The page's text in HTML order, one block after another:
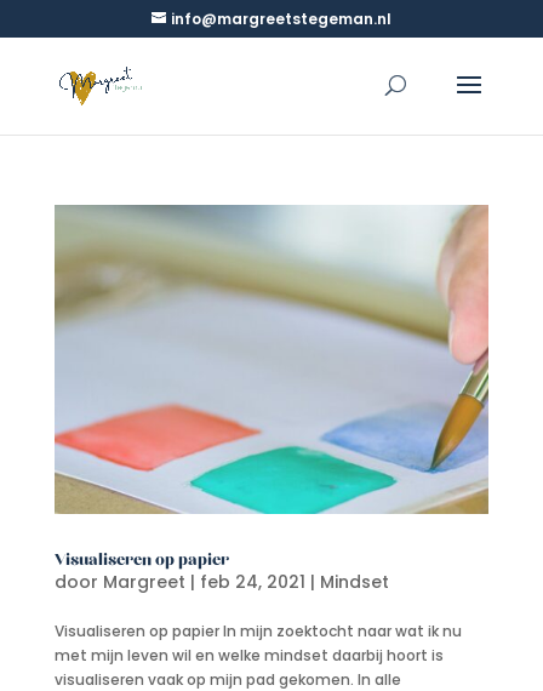
info@margreetstegeman.nl
Visualiseren op papier
door Margreet | feb 24, 2021 | Mindset
Visualiseren op papier In mijn zoektocht naar wat ik nu
met mijn leven wil en welke mindset daarbij hoort is
visualiseren vaak op mijn pad gekomen. In alle